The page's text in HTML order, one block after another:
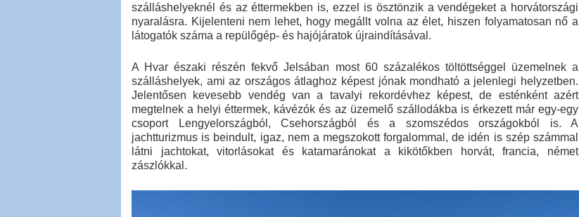
szálláshelyeknél és az éttermekben is, ezzel is ösztönzik a vendégeket a horvátországi
nyaralásra. Kijelenteni nem lehet, hogy megállt volna az élet, hiszen folyamatosan nő a
látogatók száma a repülőgép- és hajójáratok újraindításával.
A Hvar északi részén fekvő Jelsában most 60 százalékos töltöttséggel üzemelnek a
szálláshelyek, ami az országos átlaghoz képest jónak mondható a jelenlegi helyzetben.
Jelentősen kevesebb vendég van a tavalyi rekordévhez képest, de esténként azért
megtelnek a helyi éttermek, kávézók és az üzemelő szállodákba is érkezett már egy-egy
csoport Lengyelországból, Csehországból és a szomszédos országokból is. A
jachtturizmus is beindult, igaz, nem a megszokott forgalommal, de idén is szép számmal
látni jachtokat, vitorlásokat és katamaránokat a kikötőkben horvát, francia, német
zászlókkal.